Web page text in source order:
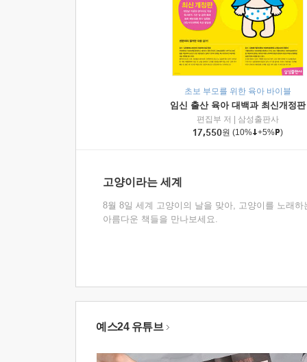
초보 부모를 위한 육아 바이블
임신 출산 육아 대백과 최신개정판
편집부 저
삼성출판사
17,550원 (10% +5% )
고양이라는 세계
8월 8일 세계 고양이의 날을 맞아, 고양이를 노래하
아름다운 책들을 만나보세요.
예스24 유튜브